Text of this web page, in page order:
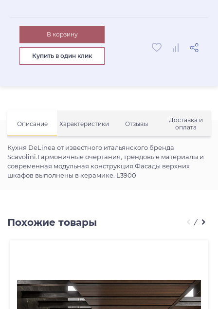
Описание Характеристики Отзывы
Доставка и
оплата
Кухня DeLinea от известного итальянского бренда
Scavolini.Гармоничные очертания, трендовые материалы и
современная модульная конструкция.Фасады верхних
шкафов выполнены в керамике. L3900
В корзину
Купить в один клик
Похожие товары